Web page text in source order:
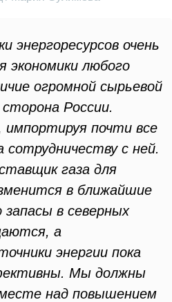
энергоресурсов очень
экономики любого
огромной сырьевой
России.
почти все
сотрудничеству с ней.
газа для
в ближайшие
запасы в северных
а
энергии пока
Мы должны
над повышением